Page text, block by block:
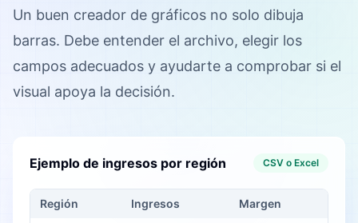
Un buen creador de gráficos no solo dibuja
barras. Debe entender el archivo, elegir los
campos adecuados y ayudarte a comprobar si el
visual apoya la decisión.
Ejemplo de ingresos por región CSV o Excel
Región Ingresos Margen